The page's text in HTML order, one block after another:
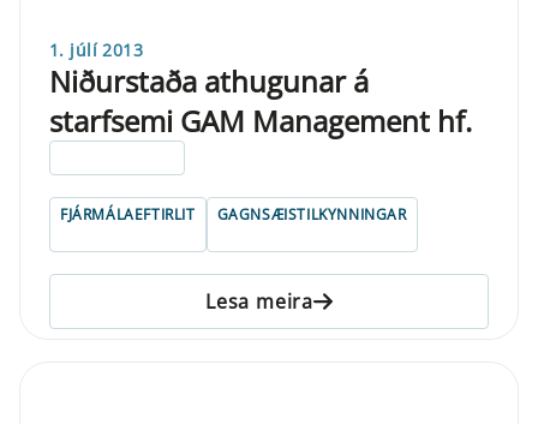
1. júlí 2013
Niðurstaða athugunar á
starfsemi GAM Management hf.
FJÁRMÁLAEFTIRLIT GAGNSÆISTILKYNNINGAR
Lesa meira